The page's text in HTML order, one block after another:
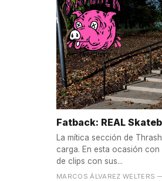
Fatback: REAL
La mítica sección de
carga. En esta ocasión con
de clips con sus...
MARCOS ÁLVAREZ WELTERS